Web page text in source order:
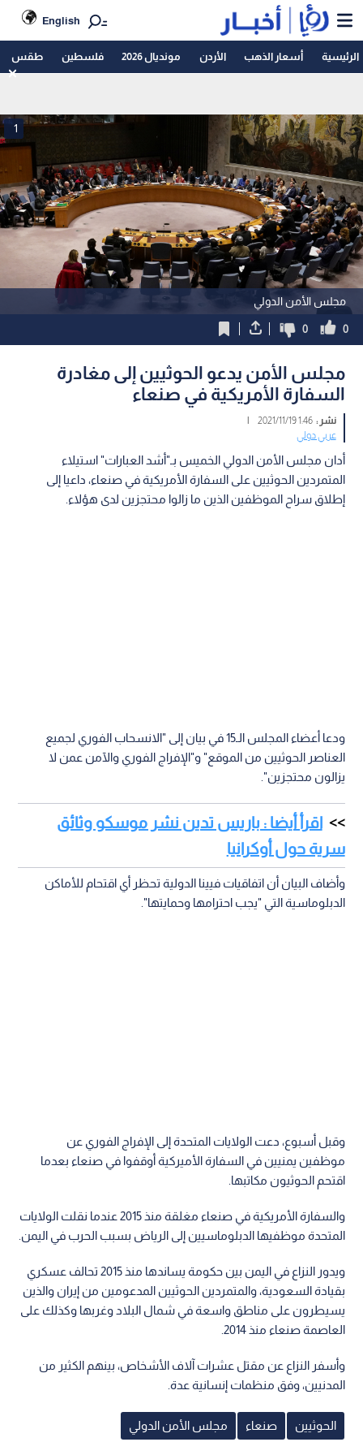
English
الرئيسية أسعار الذهب الأردن مونديال 2026 فلسطين طقس
مجلس الأمن الدولي
1
0
0
مجلس الأمن يدعو الحوثيين إلى مغادرة
السفارة الأمريكية في صنعاء
نشر :1:46 2021/11/19
|
عربي دولي
أدان مجلس الأمن الدولي الخميس بـ"أشد العبارات" استيلاء
المتمردين الحوثيين على السفارة الأمريكية في صنعاء، داعيا إلى
إطلاق سراح الموظفين الذين ما زالوا محتجزين لدى هؤلاء.
ودعا أعضاء المجلس الـ15 في بيان إلى "الانسحاب الفوري لجميع
العناصر الحوثيين من الموقع" و"الإفراج الفوري والآمن عمن لا
يزالون محتجزين".
اقرأ أيضا : باريس تدين نشر موسكو وثائق
سرية حول أوكرانيا
وأضاف البيان أن اتفاقيات فيينا الدولية تحظر أي اقتحام للأماكن
الدبلوماسية التي "يجب احترامها وحمايتها".
وقبل أسبوع، دعت الولايات المتحدة إلى الإفراج الفوري عن
موظفين يمنيين في السفارة الأميركية أوقفوا في صنعاء بعدما
اقتحم الحوثيون مكاتبها.
والسفارة الأمريكية في صنعاء مغلقة منذ 2015 عندما نقلت الولايات
المتحدة موظفيها الدبلوماسيين إلى الرياض بسبب الحرب في اليمن.
ويدور النزاع في اليمن بين حكومة يساندها منذ 2015 تحالف عسكري
بقيادة السعودية، والمتمردين الحوثيين المدعومين من إيران والذين
يسيطرون على مناطق واسعة في شمال البلاد وغربها وكذلك على
العاصمة صنعاء منذ 2014.
وأسفر النزاع عن مقتل عشرات آلاف الأشخاص، بينهم الكثير من
المدنيين، وفق منظمات إنسانية عدة.
الحوثيين صنعاء مجلس الأمن الدولي